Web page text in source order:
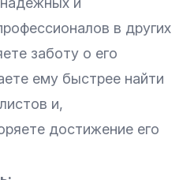
в других
заботу о его
ему быстрее найти
и,
достижение его